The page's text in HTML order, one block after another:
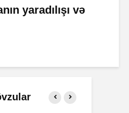
yaradılışı və